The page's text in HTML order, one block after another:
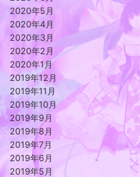
2020年5月
2020年4月
2020年3月
2020年2月
2020年1月
2019年12月
2019年11月
2019年10月
2019年9月
2019年8月
2019年7月
2019年6月
2019年5月